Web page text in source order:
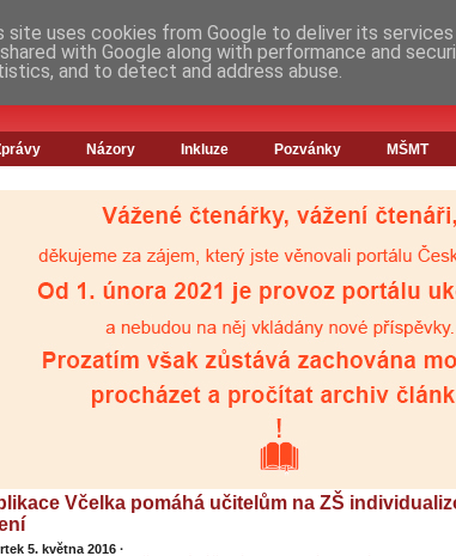
Názory Inkluze Pozvánky MŠMT
Včelka pomáhá učitelům na ZŠ
5. května 2016 ·
site uses cookies from Google to deliver its
with Google along with performance and
and to detect and address abuse.